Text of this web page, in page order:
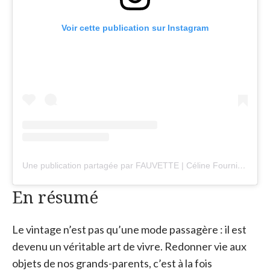
Voir cette publication sur Instagram
Une publication partagée par FAUVETTE | Céline Fourniol | Brocante (@fauvette_com)
En résumé
Le vintage n’est pas qu’une mode passagère : il est
devenu un véritable art de vivre. Redonner vie aux
objets de nos grands-parents, c’est à la fois